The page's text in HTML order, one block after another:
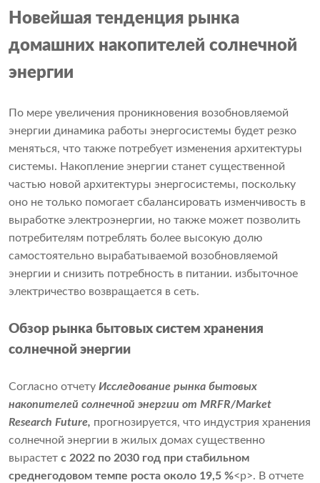
Новейшая тенденция рынка
домашних накопителей солнечной
энергии
По мере увеличения проникновения возобновляемой
энергии динамика работы энергосистемы будет резко
меняться, что также потребует изменения архитектуры
системы. Накопление энергии станет существенной
частью новой архитектуры энергосистемы, поскольку
оно не только помогает сбалансировать изменчивость в
выработке электроэнергии, но также может позволить
потребителям потреблять более высокую долю
самостоятельно вырабатываемой возобновляемой
энергии и снизить потребность в питании. избыточное
электричество возвращается в сеть.
Обзор рынка бытовых систем хранения
солнечной энергии
Согласно отчету Исследование рынка бытовых
накопителей солнечной энергии от MRFR/Market
Research Future, прогнозируется, что индустрия хранения
солнечной энергии в жилых домах существенно
вырастет с 2022 по 2030 год при стабильном
среднегодовом темпе роста около 19,5 %<р>. В отчете